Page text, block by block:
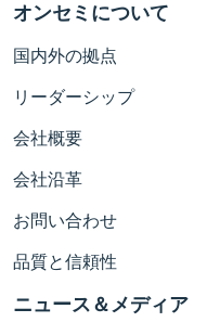
オンセミについて
国内外の拠点
リーダーシップ
会社概要
会社沿革
お問い合わせ
品質と信頼性
ニュース＆メディア